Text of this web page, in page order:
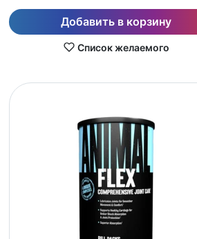
Добавить в корзину
Список желаемого